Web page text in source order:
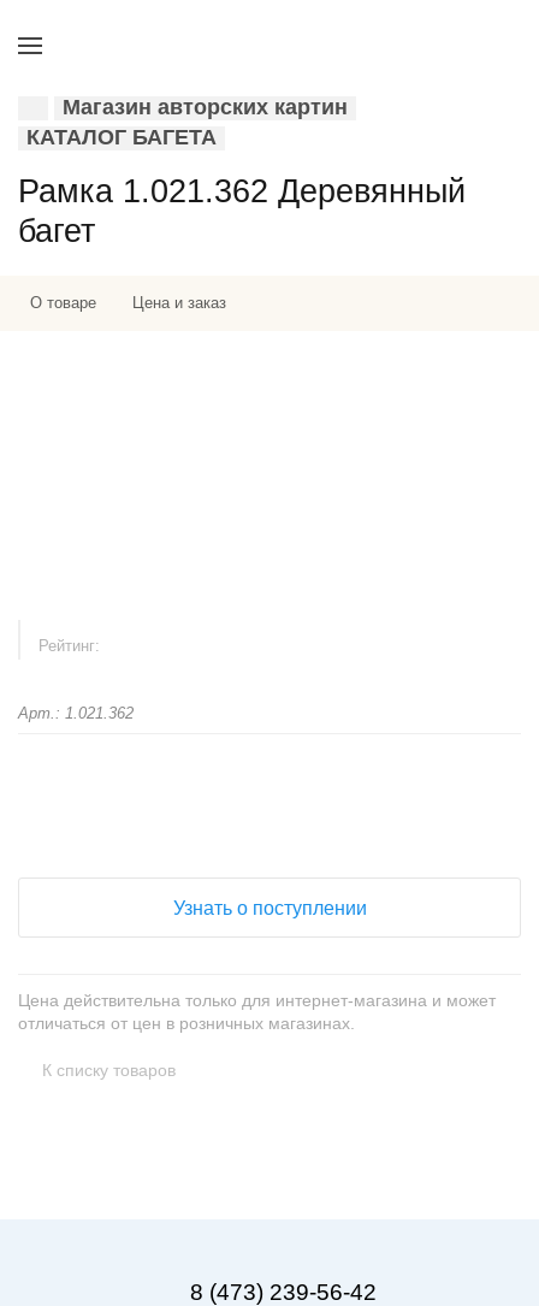
Магазин авторских картин
КАТАЛОГ БАГЕТА
Рамка 1.021.362 Деревянный
багет
О товаре Цена и заказ
Рейтинг:
Арт.: 1.021.362
Узнать о поступлении
Цена действительна только для интернет-магазина и может
отличаться от цен в розничных магазинах.
К списку товаров
8 (473) 239-56-42